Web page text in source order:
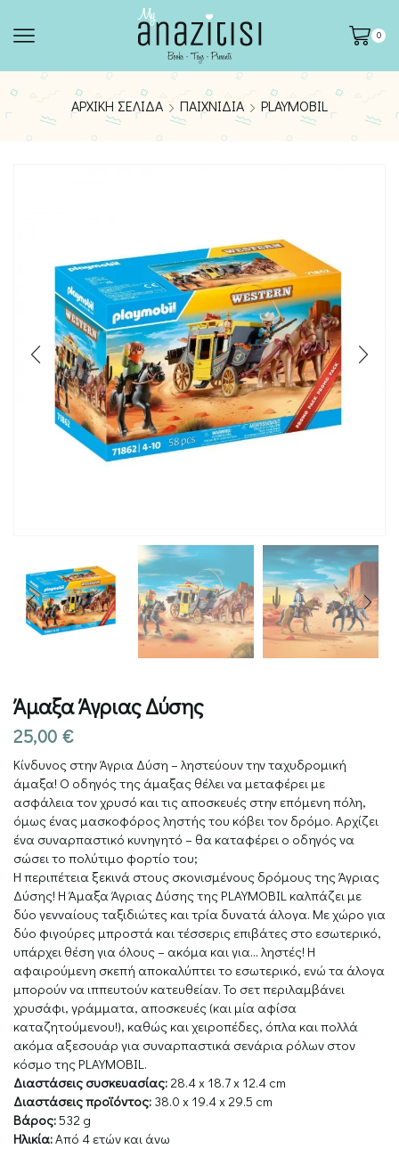
0
ΑΡΧΙΚΉ ΣΕΛΊΔΑ ΠΑΙΧΝΊΔΙΑ PLAYMOBIL
Άμαξα Άγριας Δύσης
25,00 €
Κίνδυνος στην Άγρια Δύση – ληστεύουν την ταχυδρομική
άμαξα! Ο οδηγός της άμαξας θέλει να μεταφέρει με
ασφάλεια τον χρυσό και τις αποσκευές στην επόμενη πόλη,
όμως ένας μασκοφόρος ληστής του κόβει τον δρόμο. Αρχίζει
ένα συναρπαστικό κυνηγητό – θα καταφέρει ο οδηγός να
σώσει το πολύτιμο φορτίο του;
Η περιπέτεια ξεκινά στους σκονισμένους δρόμους της Άγριας
Δύσης! Η Άμαξα Άγριας Δύσης της PLAYMOBIL καλπάζει με
δύο γενναίους ταξιδιώτες και τρία δυνατά άλογα. Με χώρο για
δύο φιγούρες μπροστά και τέσσερις επιβάτες στο εσωτερικό,
υπάρχει θέση για όλους – ακόμα και για… ληστές! Η
αφαιρούμενη σκεπή αποκαλύπτει το εσωτερικό, ενώ τα άλογα
μπορούν να ιππευτούν κατευθείαν. Το σετ περιλαμβάνει
χρυσάφι, γράμματα, αποσκευές (και μία αφίσα
καταζητούμενου!), καθώς και χειροπέδες, όπλα και πολλά
ακόμα αξεσουάρ για συναρπαστικά σενάρια ρόλων στον
κόσμο της PLAYMOBIL.
Διαστάσεις συσκευασίας: 28.4 x 18.7 x 12.4 cm
Διαστάσεις προϊόντος: 38.0 x 19.4 x 29.5 cm
Βάρος:532 g
Ηλικία:Από 4 ετών και άνω